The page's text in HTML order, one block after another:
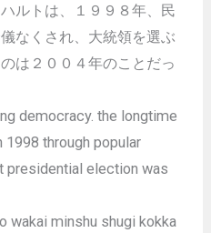
ルトは、１９９８年、民
なくされ、大統領を選ぶ
は２００４年のことだっ
democracy. the longtime
1998 through popular
presidential election was
wakai minshu shugi kokka